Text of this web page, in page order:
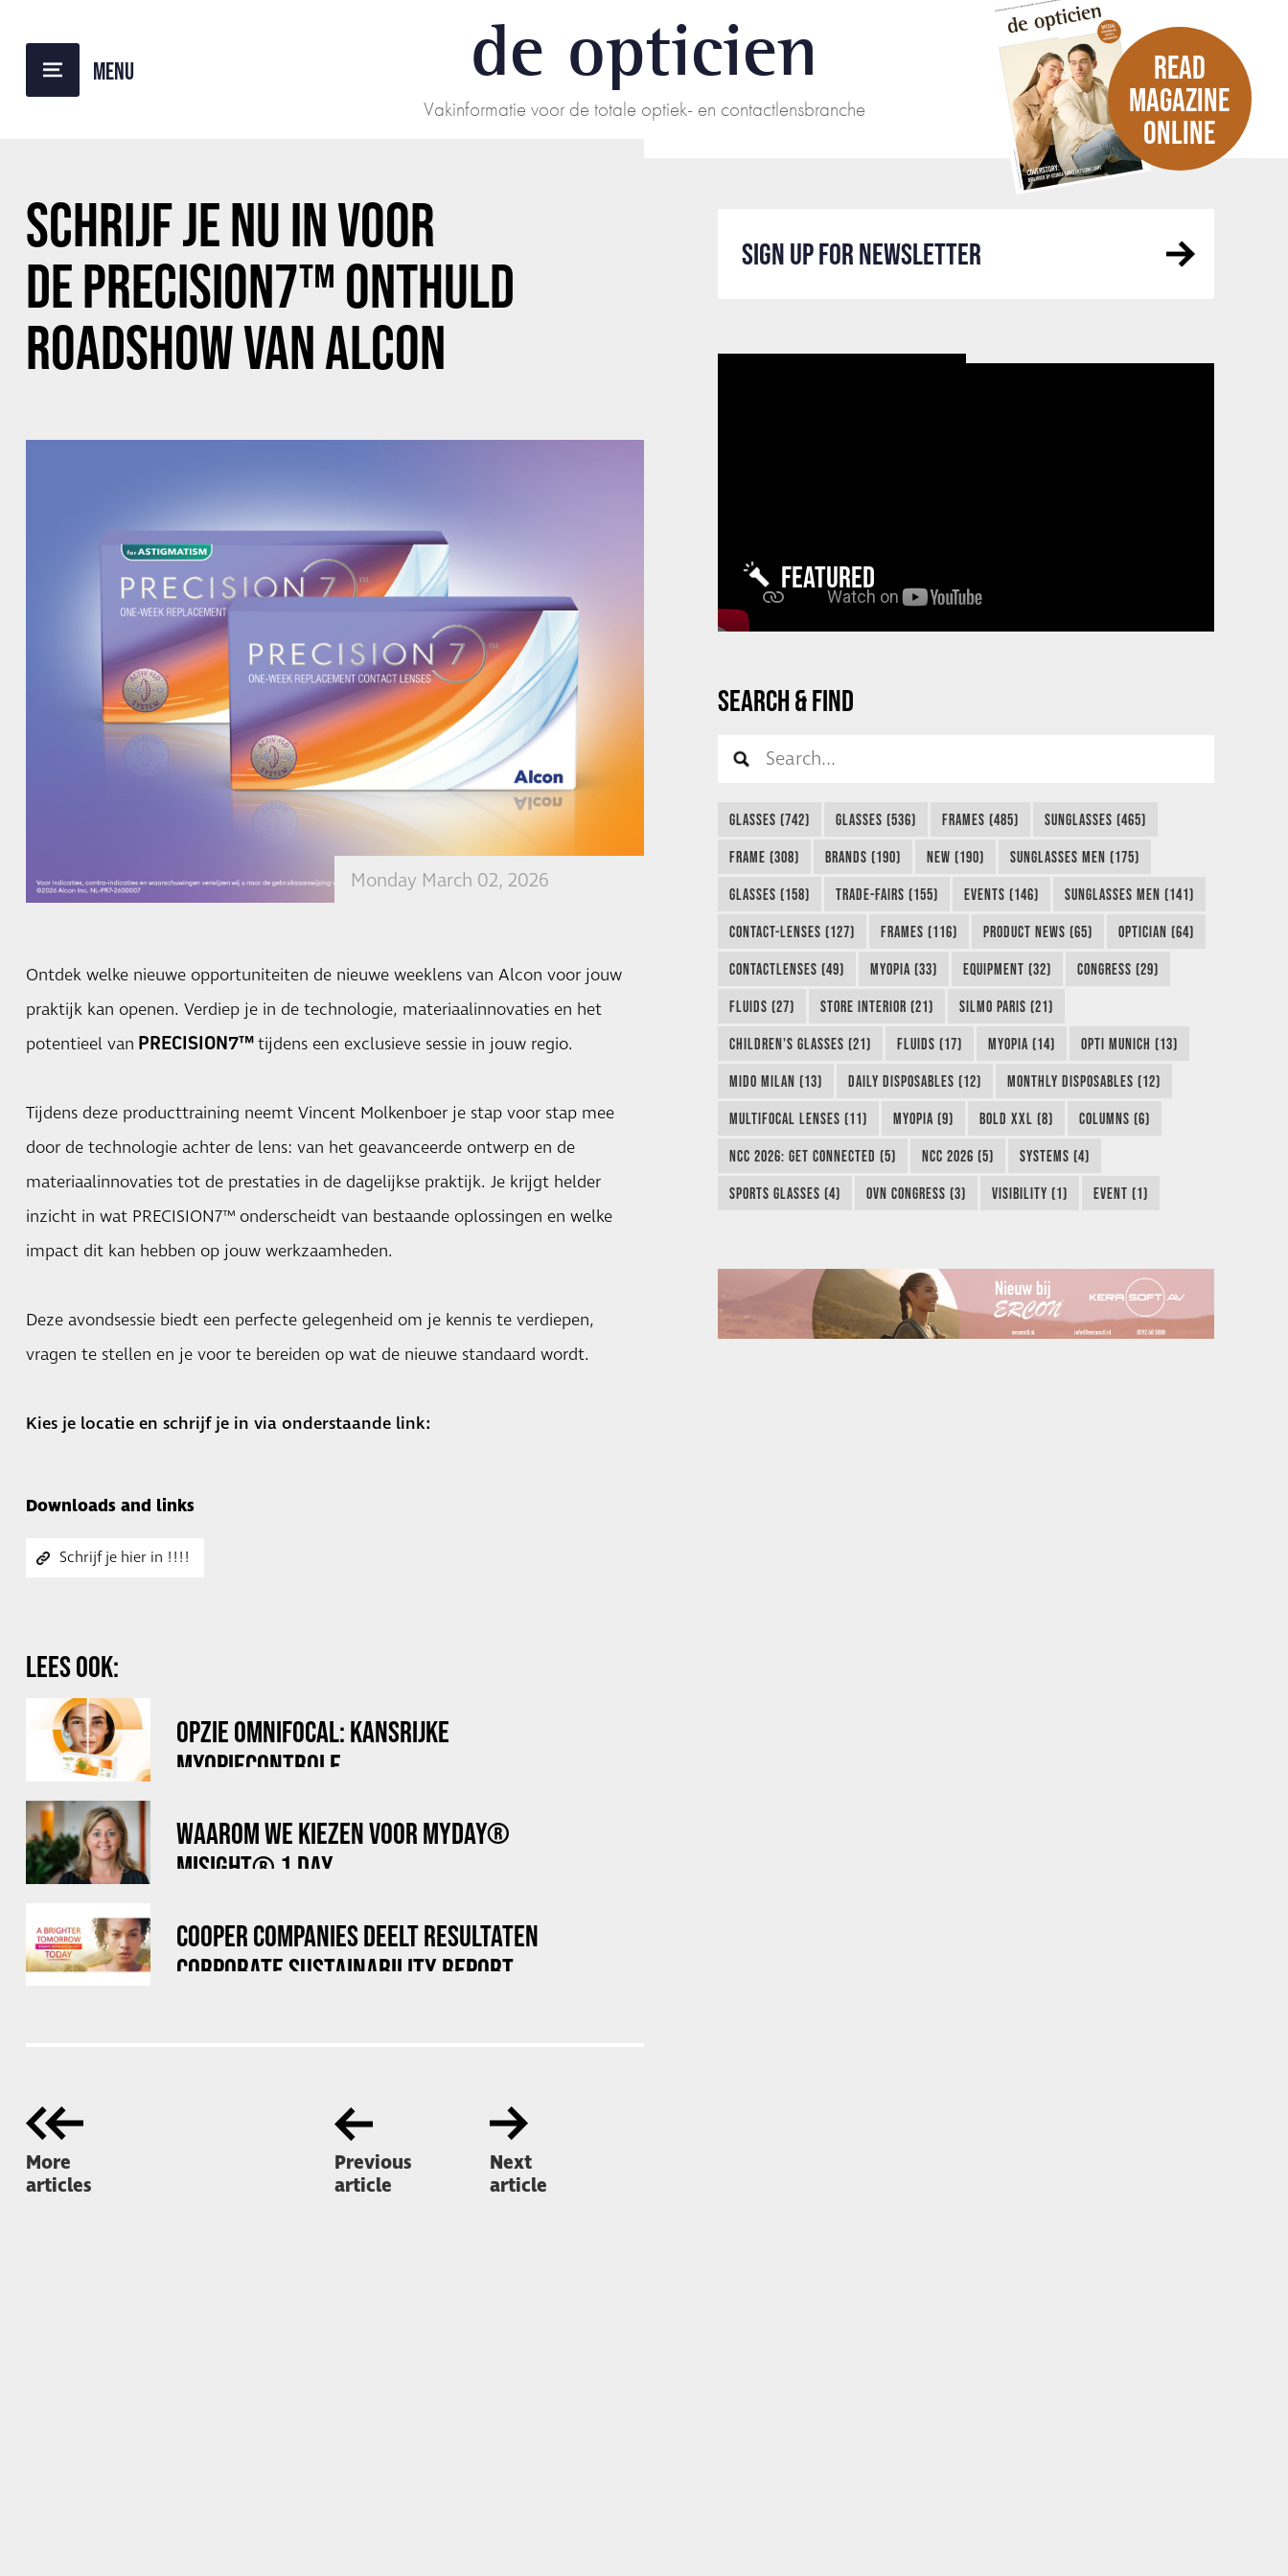
de opticien
Vakinformatie voor de totale optiek- en contactlensbranche
READ
MAGAZINE
ONLINE
SCHRIJF JE NU IN VOOR
DE PRECISION7™ ONTHULD
ROADSHOW VAN ALCON
Monday March 02, 2026
Ontdek welke nieuwe opportuniteiten de nieuwe weeklens van Alcon voor jouw
praktijk kan openen. Verdiep je in de technologie, materiaalinnovaties en het
potentieel van PRECISION7™tijdens een exclusieve sessie in jouw regio.
Tijdens deze producttraining neemt Vincent Molkenboer je stap voor stap mee
door de technologie achter de lens: van het geavanceerde ontwerp en de
materiaalinnovaties tot de prestaties in de dagelijkse praktijk. Je krijgt helder
inzicht in wat PRECISION7™ onderscheidt van bestaande oplossingen en welke
impact dit kan hebben op jouw werkzaamheden.
Deze avondsessie biedt een perfecte gelegenheid om je kennis te verdiepen,
vragen te stellen en je voor te bereiden op wat de nieuwe standaard wordt.
Kies je locatie en schrijf je in via onderstaande link:
Downloads and links
Schrijf je hier in !!!!
LEES OOK:
OPZIE OMNIFOCAL: KANSRIJKE
MYOPIECONTROLE
WAAROM WE KIEZEN VOOR MYDAY®
MISIGHT® 1 DAY
COOPER COMPANIES DEELT RESULTATEN
CORPORATE SUSTAINABILITY REPORT
More
articles
Previous
article
Next
article
SIGN UP FOR NEWSLETTER
FEATURED
SEARCH & FIND
GLASSES (742) GLASSES (536) FRAMES (485) SUNGLASSES (465)
FRAME (308) BRANDS (190) NEW (190) SUNGLASSES MEN (175)
GLASSES (158) TRADE-FAIRS (155) EVENTS (146) SUNGLASSES MEN (141)
CONTACT-LENSES (127) FRAMES (116) PRODUCT NEWS (65) OPTICIAN (64)
CONTACTLENSES (49) MYOPIA (33) EQUIPMENT (32) CONGRESS (29)
FLUIDS (27) STORE INTERIOR (21) SILMO PARIS (21)
CHILDREN'S GLASSES (21) FLUIDS (17) MYOPIA (14) OPTI MUNICH (13)
MIDO MILAN (13) DAILY DISPOSABLES (12) MONTHLY DISPOSABLES (12)
MULTIFOCAL LENSES (11) MYOPIA (9) BOLD XXL (8) COLUMNS (6)
NCC 2026: GET CONNECTED (5) NCC 2026 (5) SYSTEMS (4)
SPORTS GLASSES (4) OVN CONGRESS (3) VISIBILITY (1) EVENT (1)